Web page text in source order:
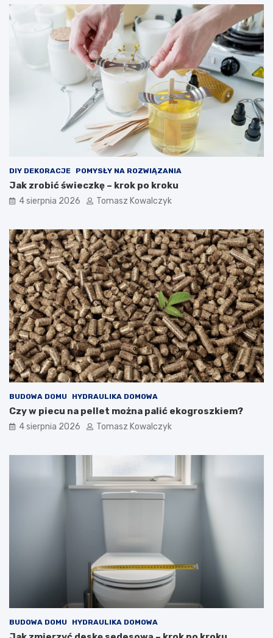
DIY DEKORACJE POMYSŁY NA ROZWIĄZANIA
Jak zrobić świeczkę – krok po kroku
4 sierpnia 2026 Tomasz Kowalczyk
BUDOWA DOMU HYDRAULIKA DOMOWA
Czy w piecu na pellet można palić ekogroszkiem?
4 sierpnia 2026 Tomasz Kowalczyk
BUDOWA DOMU HYDRAULIKA DOMOWA